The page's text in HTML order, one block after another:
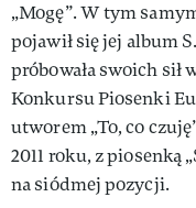
„Mogę”. W tym
pojawił się jej album
próbowała swoich
Konkursu Piosenki
utworem „To, co
2011 roku, z piosenką
na siódmej pozycji.